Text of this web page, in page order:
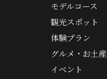
モデルコース
観光スポット
体験プラン
グルメ・お土産
イベント